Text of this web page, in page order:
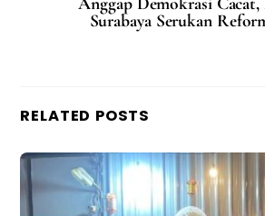
Surabaya Serukan
RELATED POSTS